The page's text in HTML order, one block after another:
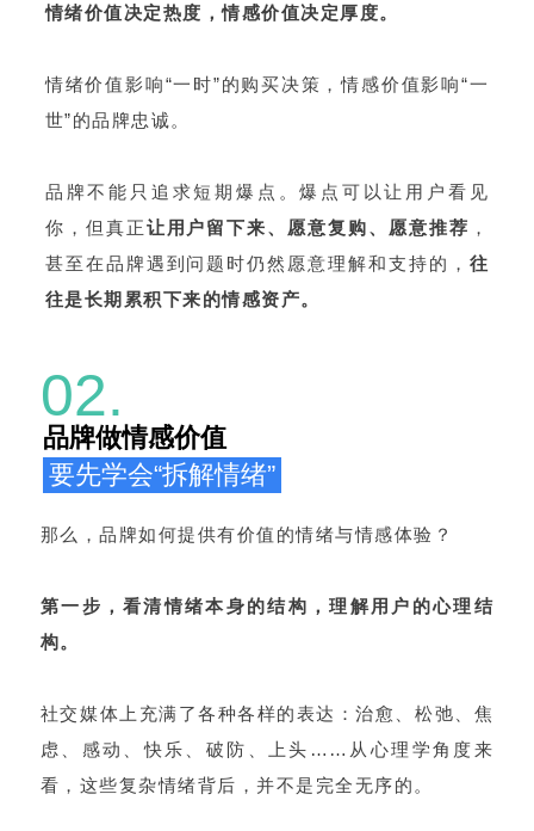
情绪价值决定热度，情感价值决定厚度。
情绪价值影响“一时”的购买决策，情感价值影响“一
世”的品牌忠诚。
品牌不能只追求短期爆点。爆点可以让用户看见
你，但真正让用户留下来、愿意复购、愿意推荐 ，
甚至在品牌遇到问题时仍然愿意理解和支持的， 往
往是长期累积下来的情感资产。
02.
品牌做情感价值
要先学会“拆解情绪”
那么，品牌如何提供有价值的情绪与情感体验？
第一步，看清情绪本身的结构，理解用户的心理结
构。
社交媒体上充满了各种各样的表达：治愈、松弛、焦
虑、感动、快乐、破防、上头……从心理学角度来
看，这些复杂情绪背后，并不是完全无序的。